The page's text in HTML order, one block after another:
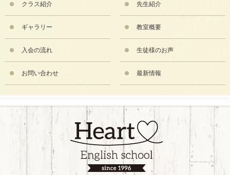
クラス紹介 先生紹介
ギャラリー 教室概要
入会の流れ 生徒様のお声
お問い合わせ 最新情報